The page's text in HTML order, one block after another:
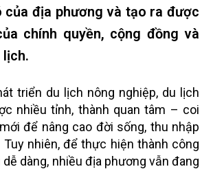
của địa phương và tạo ra được
chính quyền, cộng đồng và
lịch.
triển du lịch nông nghiệp, du lịch
nhiều tỉnh, thành quan tâm – coi
để nâng cao đời sống, thu nhập
Tuy nhiên, để thực hiện thành công
dàng, nhiều địa phương vẫn đang